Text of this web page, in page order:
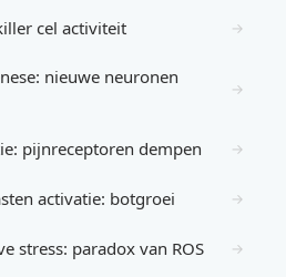
cel activiteit →
nieuwe neuronen
→
pijnreceptoren dempen →
activatie: botgroei →
stress: paradox van ROS →